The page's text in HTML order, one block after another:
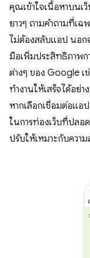
คุณเข้าใจเนื้อหาบนเ
ยาวๆ ถามคำถามที่เฉ
ไม่ต้องสลับแอป นอก
มือเพิ่มประสิทธิภาพก
ต่างๆ ของ Google
ทำงานให้เสร็จได้อย่า
หากเลือกเชื่อมต่อแอ
ในการท่องเว็บที่ปลอ
ปรับให้เหมาะกับควา